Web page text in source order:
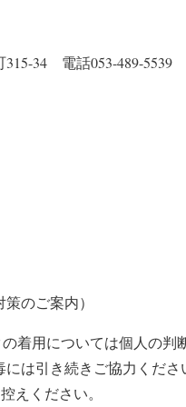
34 電話053-489-5539
のご案内）
着用については個人の
は引き続きご協力くださ
えください。